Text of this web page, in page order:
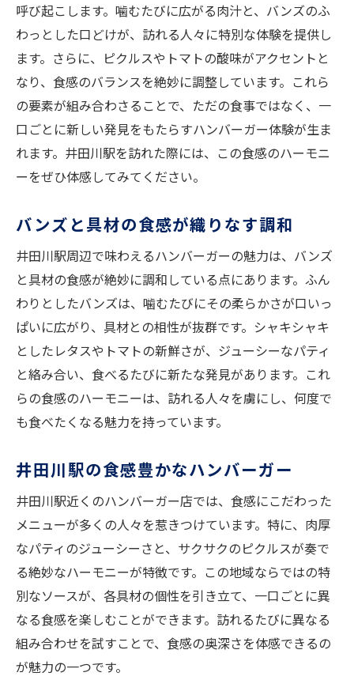
呼び起こします。噛むたびに広がる肉汁と、バンズのふ
わっとした口どけが、訪れる人々に特別な体験を提供し
ます。さらに、ピクルスやトマトの酸味がアクセントと
なり、食感のバランスを絶妙に調整しています。これら
の要素が組み合わさることで、ただの食事ではなく、一
口ごとに新しい発見をもたらすハンバーガー体験が生ま
れます。井田川駅を訪れた際には、この食感のハーモニ
ーをぜひ体感してみてください。
バンズと具材の食感が織りなす調和
井田川駅周辺で味わえるハンバーガーの魅力は、バンズ
と具材の食感が絶妙に調和している点にあります。ふん
わりとしたバンズは、噛むたびにその柔らかさが口いっ
ぱいに広がり、具材との相性が抜群です。シャキシャキ
としたレタスやトマトの新鮮さが、ジューシーなパティ
と絡み合い、食べるたびに新たな発見があります。これ
らの食感のハーモニーは、訪れる人々を虜にし、何度で
も食べたくなる魅力を持っています。
井田川駅の食感豊かなハンバーガー
井田川駅近くのハンバーガー店では、食感にこだわった
メニューが多くの人々を惹きつけています。特に、肉厚
なパティのジューシーさと、サクサクのピクルスが奏で
る絶妙なハーモニーが特徴です。この地域ならではの特
別なソースが、各具材の個性を引き立て、一口ごとに異
なる食感を楽しむことができます。訪れるたびに異なる
組み合わせを試すことで、食感の奥深さを体感できるの
が魅力の一つです。